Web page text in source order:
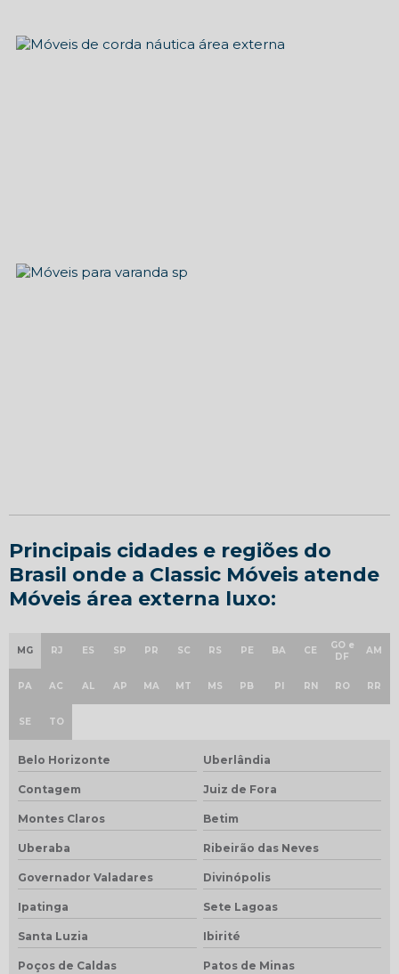
Principais cidades e regiões do
Brasil onde a Classic Móveis atende
Móveis área externa luxo:
MG RJ ES SP PR SC RS PE BA CE
GO e
DF
AM
PA AC AL AP MA MT MS PB PI RN RO RR
SE TO
Belo Horizonte Uberlândia
Contagem Juiz de Fora
Montes Claros Betim
Uberaba Ribeirão das Neves
Governador Valadares Divinópolis
Ipatinga Sete Lagoas
Santa Luzia Ibirité
Poços de Caldas Patos de Minas